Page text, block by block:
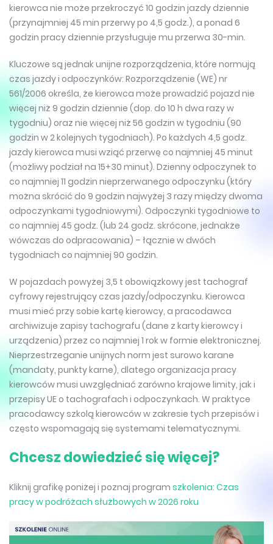
kierowca nie może przekroczyć 10 godzin jazdy dziennie
(przynajmniej 45 min przerwy po 4,5 godz.), a ponad 6
godzin pracy dziennie przysługuje mu przerwa 30-min.
Kluczowe są jednak unijne rozporządzenia, które normują
czas jazdy i odpoczynków: Rozporządzenie (WE) nr
561/2006 określa, że kierowca może prowadzić pojazd nie
więcej niż 9 godzin dziennie (dop. do 10 h dwa razy w
tygodniu) oraz nie więcej niż 56 godzin w tygodniu (90
godzin w 2 kolejnych tygodniach). Po każdych 4,5 godz.
jazdy kierowca musi wziąć przerwę co najmniej 45 minut
(możliwy podział na 15+30 minut). Dzienny odpoczynek to
co najmniej 11 godzin nieprzerwanego odpoczynku (który
można skrócić do 9 godzin najwyżej 3 razy między dwoma
odpoczynkami tygodniowymi). Odpoczynki tygodniowe to
co najmniej 45 godz. (lub 24 godz. skrócone, jednakże
wówczas do odpracowania) – łącznie w dwóch
tygodniach co najmniej 90 godzin.
W pojazdach powyżej 3,5 t obowiązkowy jest tachograf
cyfrowy rejestrujący czas jazdy/odpoczynku. Kierowca
musi mieć przy sobie kartę kierowcy, a pracodawca
archiwizuje zapisy tachografu (dane z karty kierowcy i
urządzenia) przez co najmniej 1 rok w formie elektronicznej.
Nieprzestrzeganie unijnych norm jest surowo karane
(mandaty, punkty karne), dlatego organizacja pracy
kierowców musi uwzględniać zarówno krajowe limity, jak i
przepisy UE o tachografach i odpoczynkach. W praktyce
pracodawcy szkolą kierowców w zakresie tych przepisów i
często wspomagają się systemami telematycznymi.
Chcesz dowiedzieć się więcej?
Kliknij grafikę poniżej i poznaj program szkolenia: Czas
pracy w podróżach służbowych w 2026 roku